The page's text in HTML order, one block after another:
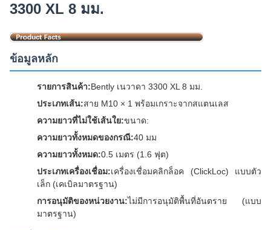
3300 XL 8 มม.
ข้อมูลหลัก
รายการสินค้า:Bently เนวาดา 3300 XL 8 มม.
ประเภทเส้น:สาย M10 × 1 พร้อมเกราะจากสแตนเลส
ความยาวที่ไม่ใช้เส้นใย:ขนาด:
ความยาวทั้งหมดของกรณี:40 มม
ความยาวทั้งหมด:0.5 เมตร (1.6 ฟุต)
ประเภทเครื่องเชื่อม:เครื่องเชื่อมคลิกล็อค (ClickLoc) แบบตัว
เล็ก (เคเบิลมาตรฐาน)
การอนุมัติของหน่วยงาน:ไม่มีการอนุมัติพื้นที่อันตราย (แบบ
มาตรฐาน)